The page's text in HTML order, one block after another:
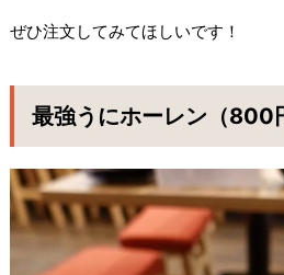
ぜひ注文してみてほしいです！
最強うにホーレン（800